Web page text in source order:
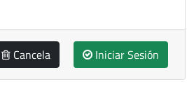
Cancela Iniciar Sesión